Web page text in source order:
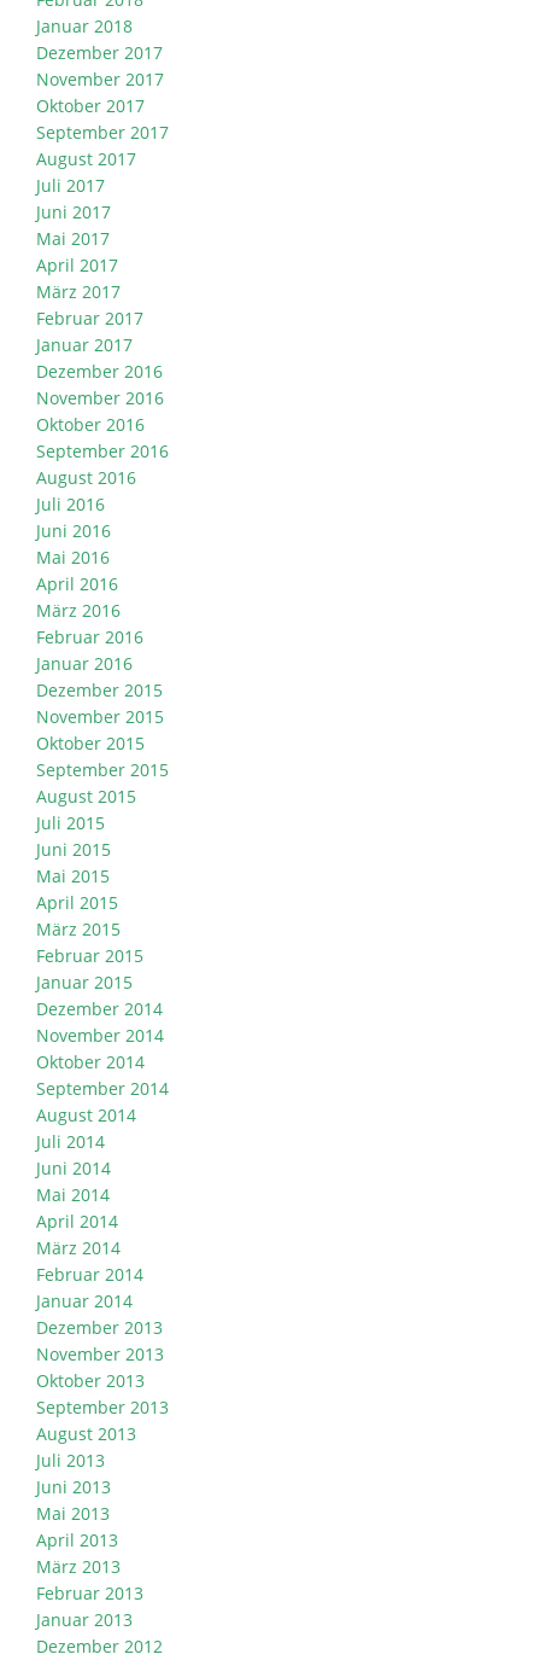
Januar 2018
Dezember 2017
November 2017
Oktober 2017
September 2017
August 2017
Juli 2017
Juni 2017
Mai 2017
April 2017
März 2017
Februar 2017
Januar 2017
Dezember 2016
November 2016
Oktober 2016
September 2016
August 2016
Juli 2016
Juni 2016
Mai 2016
April 2016
März 2016
Februar 2016
Januar 2016
Dezember 2015
November 2015
Oktober 2015
September 2015
August 2015
Juli 2015
Juni 2015
Mai 2015
April 2015
März 2015
Februar 2015
Januar 2015
Dezember 2014
November 2014
Oktober 2014
September 2014
August 2014
Juli 2014
Juni 2014
Mai 2014
April 2014
März 2014
Februar 2014
Januar 2014
Dezember 2013
November 2013
Oktober 2013
September 2013
August 2013
Juli 2013
Juni 2013
Mai 2013
April 2013
März 2013
Februar 2013
Januar 2013
Dezember 2012